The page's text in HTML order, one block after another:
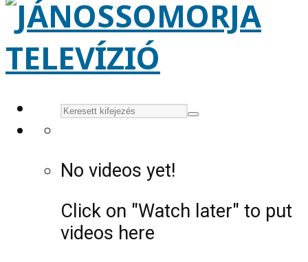
No videos yet!
Click on "Watch later" to put
videos here